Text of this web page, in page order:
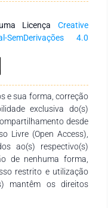
en los programas
de negocios se han
en la educación
requiere mejorar la
de recursos. Es
en el aprendizaje y
Licença Creative
SemDerivações 4.0
e sua forma, correção
exclusiva do(s)
desde
Livre (Open Access),
ao(s) respectivo(s)
de nenhuma forma,
restrito e utilização
mantêm os direitos